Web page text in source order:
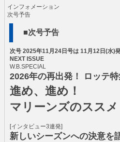
インフォメーション
次号予告
■次号予告
次号 2025年11月24日号は 11月12日(水)
NEXT ISSUE
W.B.SPECIAL
2026年の再出発！ ロッテ
進め、進め！
マリーンズのススメ
[インタビュー3連発]
新しいシーズンへの決意を